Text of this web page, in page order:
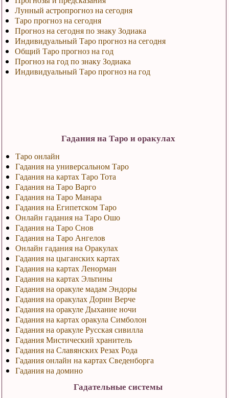
Лунный астропрогноз на сегодня
Таро прогноз на сегодня
Прогноз на сегодня по знаку Зодиака
Индивидуальный Таро прогноз на сегодня
Общий Таро прогноз на год
Прогноз на год по знаку Зодиака
Индивидуальный Таро прогноз на год
Гадания на Таро и оракулах
Таро онлайн
Гадания на универсальном Таро
Гадания на картах Таро Тота
Гадания на Таро Варго
Гадания на Таро Манара
Гадания на Египетском Таро
Онлайн гадания на Таро Ошо
Гадания на Таро Снов
Гадания на Таро Ангелов
Онлайн гадания на Оракулах
Гадания на цыганских картах
Гадания на картах Ленорман
Гадания на картах Эльтины
Гадания на оракуле мадам Эндоры
Гадания на оракулах Дорин Верче
Гадания на оракуле Дыхание ночи
Гадания на картах оракула Симболон
Гадания на оракуле Русская сивилла
Гадания Мистический хранитель
Гадания на Славянских Резах Рода
Гадания онлайн на картах Сведенборга
Гадания на домино
Гадательные системы